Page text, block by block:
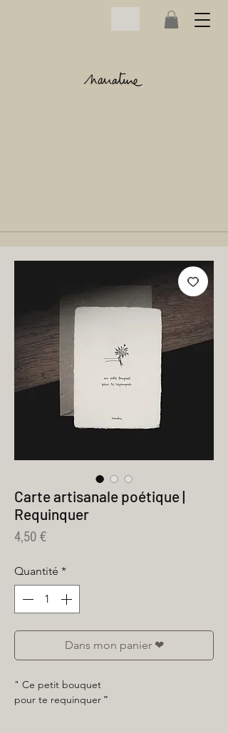
Carte artisanale poétique |
Requinquer
4,50 €Prix
Quantité *
Dans mon panier ❤
" Ce petit bouquet
pour te requinquer "